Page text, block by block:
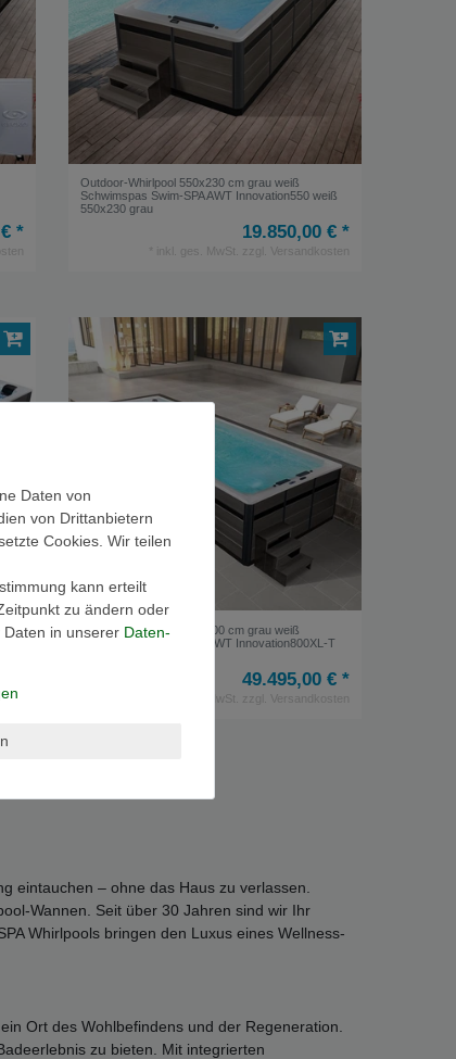
*
Outdoor-Whirlpool 550x230 cm grau weiß
Schwimspas Swim-SPA AWT Innovation550 weiß
550x230 grau
19.850,00 € *
inkl. ges. MwSt. zzgl. Versandkosten
*
Outdoor-Whirlpool 800x300 cm grau weiß
Schwimspas Swim-SPA AWT Innovation800XL-T
49.495,00 € *
inkl. ges. MwSt. zzgl. Versandkosten
eintauchen – ohne das Haus zu verlassen.
Wannen. Seit über 30 Jahren sind wir Ihr
Whirlpools bringen den Luxus eines Wellness-
Ort des Wohlbefindens und der Regeneration.
zu bieten. Mit integrierten
Daten von
von Drittanbietern
Cookies. Wir teilen
kann erteilt
zu ändern oder
in unserer Daten­